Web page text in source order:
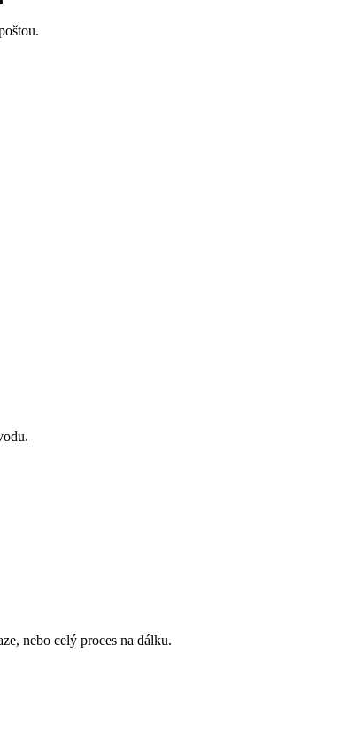
nebo celý proces na dálku.